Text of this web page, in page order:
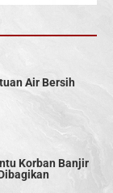
Air Bersih
Korban Banjir